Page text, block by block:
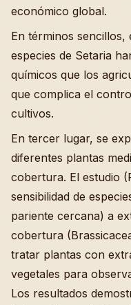
económico global.
En términos sencillos,
especies de Setaria
químicos que los
que complica el
cultivos.
En tercer lugar, se
diferentes plantas
cobertura. El estudio
sensibilidad de
pariente cercana) a
cobertura
tratar plantas con
vegetales para
Los resultados